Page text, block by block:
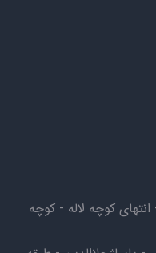
کوچه لاله - کوچه